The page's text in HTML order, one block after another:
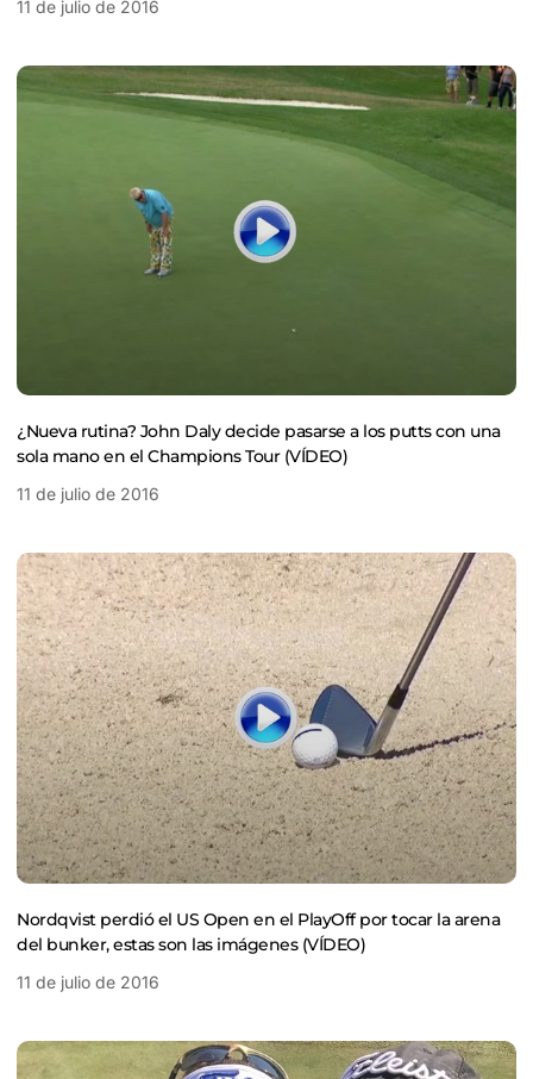
11 de julio de 2016
¿Nueva rutina? John Daly decide pasarse a los putts con una
sola mano en el Champions Tour (VÍDEO)
11 de julio de 2016
Nordqvist perdió el US Open en el PlayOff por tocar la arena
del bunker, estas son las imágenes (VÍDEO)
11 de julio de 2016